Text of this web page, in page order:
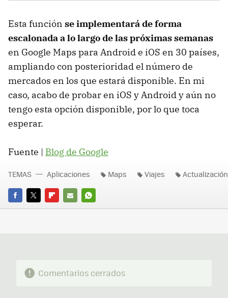
Esta función se implementará de forma
escalonada a lo largo de las próximas semanas
en Google Maps para Android e iOS en 30 países,
ampliando con posterioridad el número de
mercados en los que estará disponible. En mi
caso, acabo de probar en iOS y Android y aún no
tengo esta opción disponible, por lo que toca
esperar.
Fuente | Blog de Google
FACEBOOK
TWITTERFLIPBOARD
E-
WHATSAPP
TEMAS Aplicaciones Maps Viajes Actualización
Comentarios cerrados